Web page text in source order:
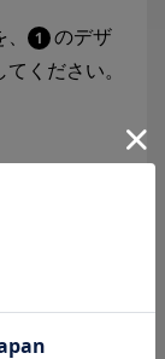
1
のデザ
ください。
組み合せな